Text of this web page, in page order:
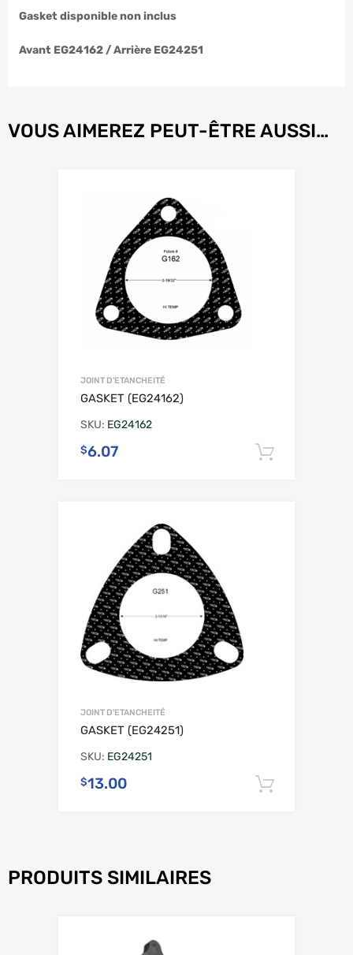
Gasket disponible non inclus
Avant EG24162 / Arrière EG24251
VOUS AIMEREZ PEUT-ÊTRE AUSSI…
JOINT D'ETANCHEITÉ
GASKET (EG24162)
SKU: EG24162
$6.07
JOINT D'ETANCHEITÉ
GASKET (EG24251)
SKU: EG24251
$13.00
PRODUITS SIMILAIRES